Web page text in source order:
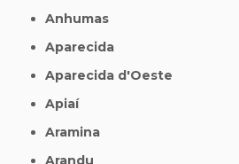
Anhumas
Aparecida
Aparecida d'Oeste
Apiaí
Aramina
Arandu